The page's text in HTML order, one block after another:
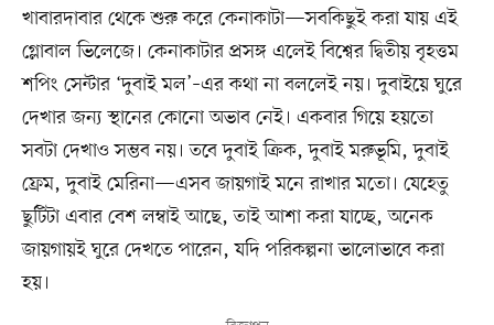
খাবারদাবার থেকে শুরু করে কেনাকাটা—সবকিছুই করা যায় এই
গ্লোবাল ভিলেজে। কেনাকাটার প্রসঙ্গ এলেই বিশ্বের দ্বিতীয় বৃহত্তম
শপিং সেন্টার ‘দুবাই মল’–এর কথা না বললেই নয়। দুবাইয়ে ঘুরে
দেখার জন্য স্থানের কোনো অভাব নেই। একবার গিয়ে হয়তো
সবটা দেখাও সম্ভব নয়। তবে দুবাই ক্রিক, দুবাই মরুভূমি, দুবাই
ফ্রেম, দুবাই মেরিনা—এসব জায়গাই মনে রাখার মতো। যেহেতু
ছুটিটা এবার বেশ লম্বাই আছে, তাই আশা করা যাচ্ছে, অনেক
জায়গায়ই ঘুরে দেখতে পারেন, যদি পরিকল্পনা ভালোভাবে করা
হয়।